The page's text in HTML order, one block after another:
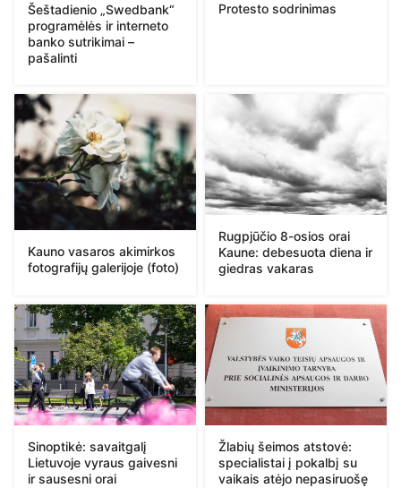
Šeštadienio „Swedbank“
programėlės ir interneto
banko sutrikimai –
pašalinti
Protesto sodrinimas
Kauno vasaros akimirkos
fotografijų galerijoje (foto)
Rugpjūčio 8-osios orai
Kaune: debesuota diena ir
giedras vakaras
Sinoptikė: savaitgalį
Lietuvoje vyraus gaivesni
ir sausesni orai
Žlabių šeimos atstovė:
specialistai į pokalbį su
vaikais atėjo nepasiruošę